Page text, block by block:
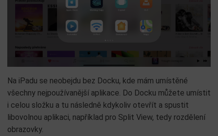
Na iPadu se neobejdu bez Docku, kde mám umístěné
všechny nejpoužívanější aplikace. Do Docku můžete umístit
i celou složku a tu následně kdykoliv otevřít a spustit
libovolnou aplikaci, například pro Split View, tedy rozdělení
obrazovky.